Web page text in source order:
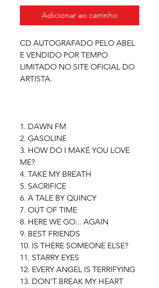
Adicionar ao carrinho
CD AUTOGRAFADO PELO ABEL
E VENDIDO POR TEMPO
LIMITADO NO SITE OFICIAL DO
ARTISTA.
1. DAWN FM
2. GASOLINE
3. HOW DO I MAKE YOU LOVE
ME?
4. TAKE MY BREATH
5. SACRIFICE
6. A TALE BY QUINCY
7. OUT OF TIME
8. HERE WE GO... AGAIN
9. BEST FRIENDS
10. IS THERE SOMEONE ELSE?
11. STARRY EYES
12. EVERY ANGEL IS TERRIFYING
13. DON'T BREAK MY HEART